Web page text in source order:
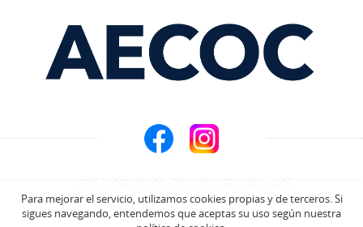
© 2026 AECOC. TODOS LOS DERECHOS RESERVADOS.
Aviso Legal
Para mejorar el servicio, utilizamos cookies propias y de terceros. Si
sigues navegando, entendemos que aceptas su uso según nuestra